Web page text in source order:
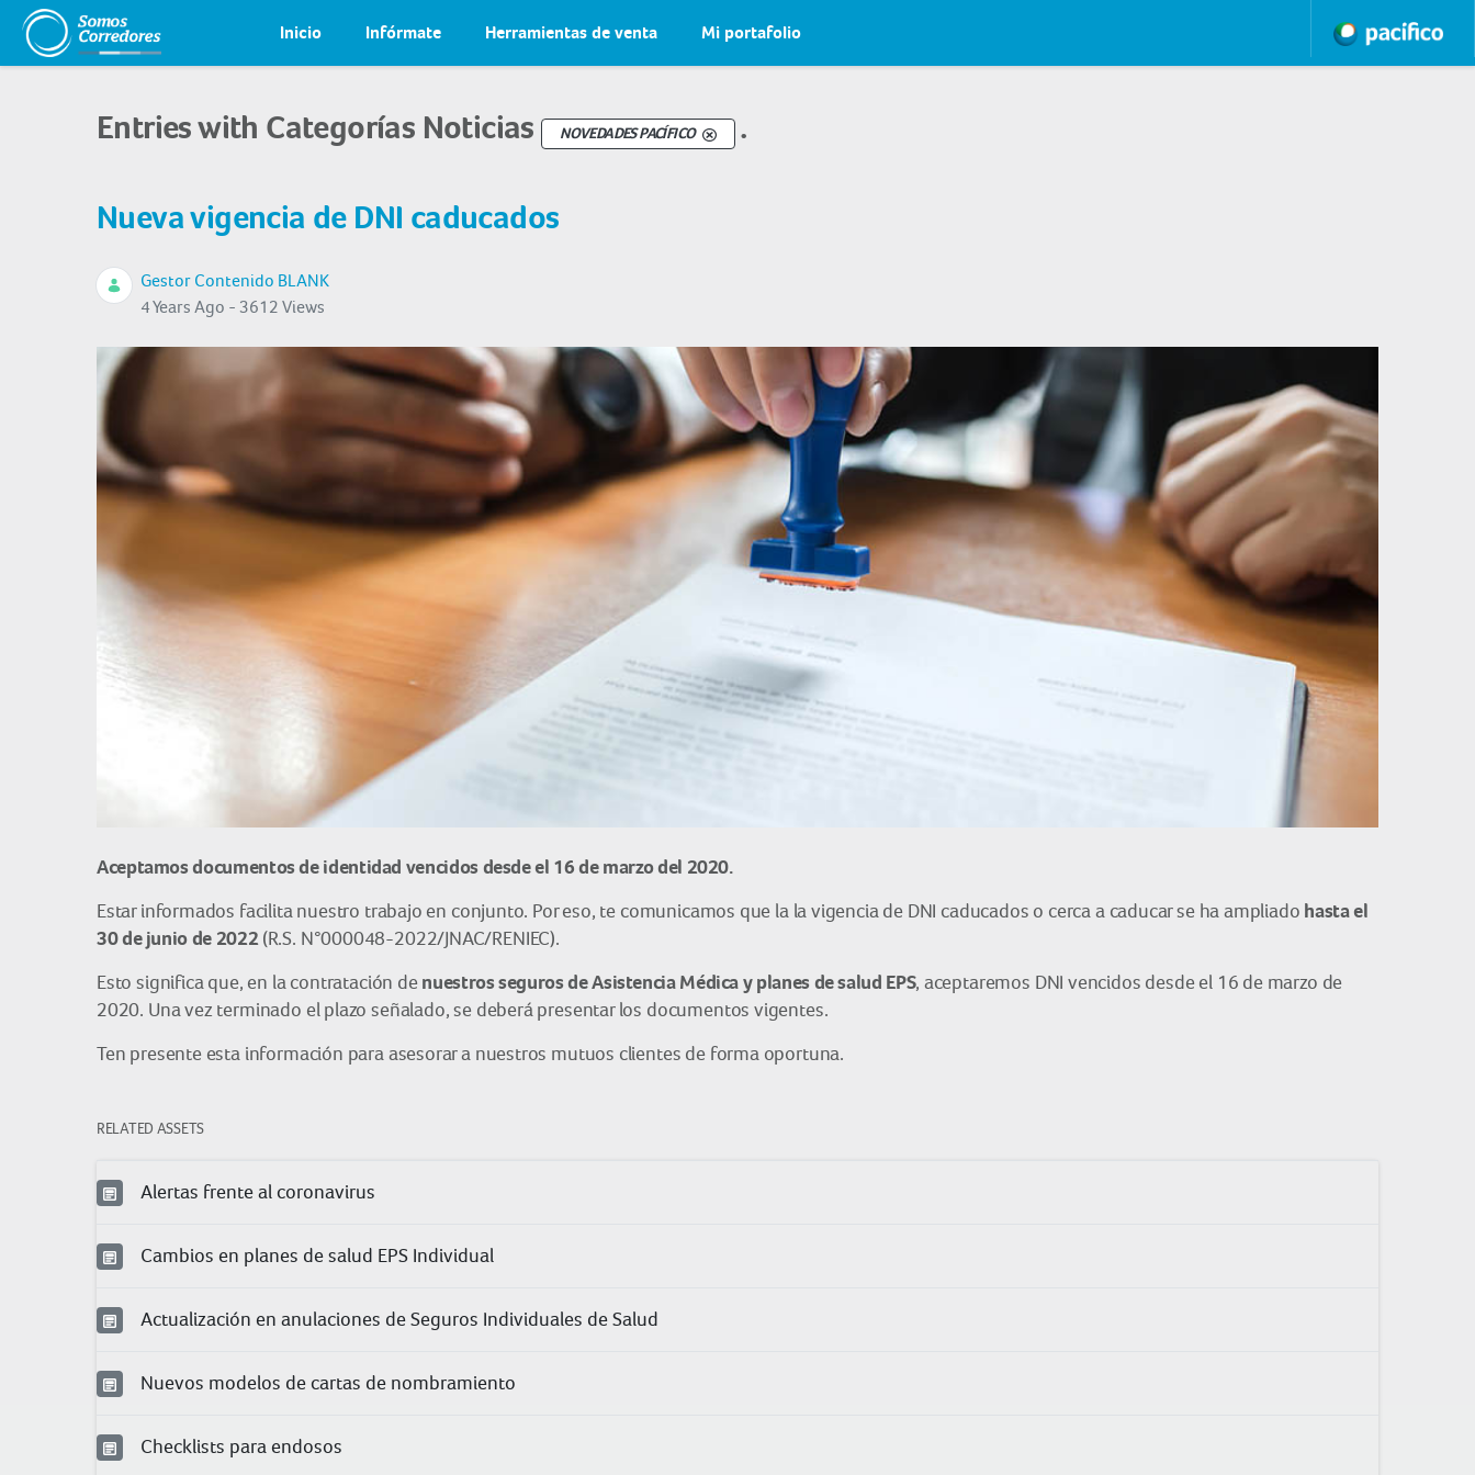
Inicio Infórmate Herramientas de venta Mi portafolio
Entries with Categorías Noticias NOVEDADES PACÍFICO .
Nueva vigencia de DNI caducados
Gestor Contenido BLANK
4 Years Ago - 3612 Views
Aceptamos documentos de identidad vencidos desde el 16 de marzo del 2020.
Estar informados facilita nuestro trabajo en conjunto. Por eso, te comunicamos que la la vigencia de DNI caducados o cerca a caducar se ha ampliado hasta el
30 de junio de 2022 (R.S. N°000048-2022/JNAC/RENIEC).
Esto significa que, en la contratación de nuestros seguros de Asistencia Médica y planes de salud EPS, aceptaremos DNI vencidos desde el 16 de marzo de
2020. Una vez terminado el plazo señalado, se deberá presentar los documentos vigentes.
Ten presente esta información para asesorar a nuestros mutuos clientes de forma oportuna.
RELATED ASSETS
Alertas frente al coronavirus
Cambios en planes de salud EPS Individual
Actualización en anulaciones de Seguros Individuales de Salud
Nuevos modelos de cartas de nombramiento
Checklists para endosos